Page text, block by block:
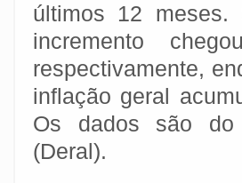
últimos 12 meses.
incremento
respectivamente,
inflação geral
Os dados são do
(Deral).